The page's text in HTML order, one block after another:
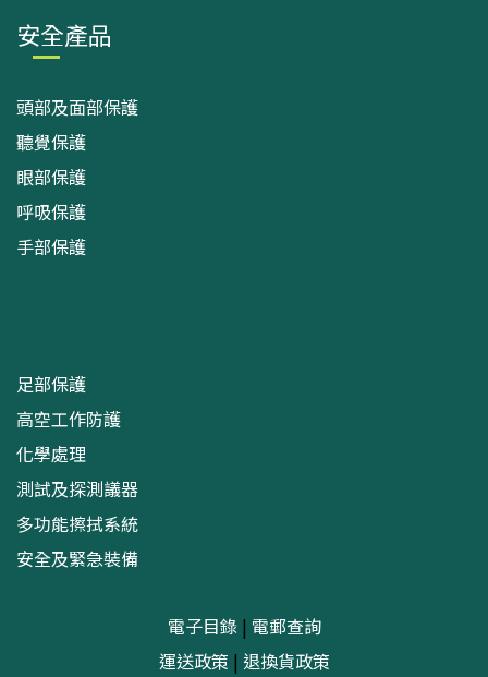
安全產品
頭部及面部保護
聽覺保護
眼部保護
呼吸保護
手部保護
足部保護
高空工作防護
化學處理
測試及探測議器
多功能擦拭系統
安全及緊急裝備
電子目錄| 電郵查詢
運送政策 | 退換貨政策